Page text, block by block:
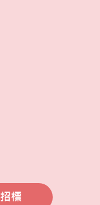
招標